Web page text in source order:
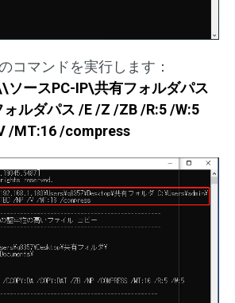
コマンドを実行します：
ソースPC-IP\共有フォルダパス
ルダパス /E /Z /ZB /R:5 /W:5
/MT:16 /compress